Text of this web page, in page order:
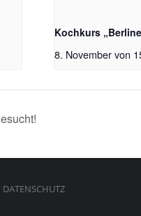
Kochkurs
8. November von
DATENSCHUTZ